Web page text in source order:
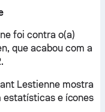
foi contra o(a)
que acabou com a
Lestienne mostra
estatísticas e ícones